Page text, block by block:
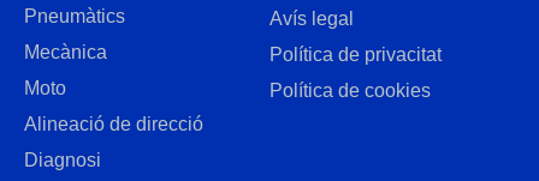
Pneumàtics
Mecànica
Moto
Alineació de direcció
Diagnosi
Avís legal
Política de privacitat
Política de cookies